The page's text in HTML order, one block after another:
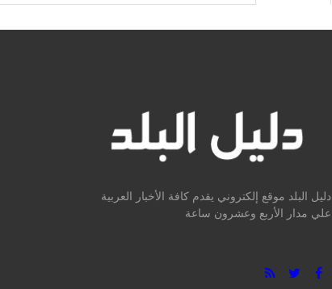
دليل البلد موقع إلكتروني يقدم كافة الأخبار العربية
علي مدار الأربع وعشرون ساعة